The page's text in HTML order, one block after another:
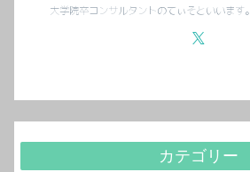
大学院卒コンサルタントのてぃそといいます。
カテゴリー